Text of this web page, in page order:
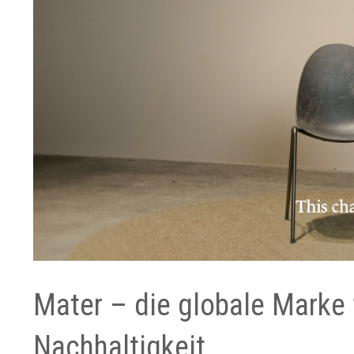
Mater – die globale Marke
Nachhaltigkeit